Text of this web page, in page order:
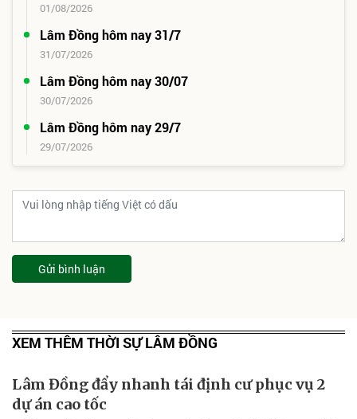
01/08/2026
Lâm Đồng hôm nay 31/7
31/07/2026
Lâm Đồng hôm nay 30/07
30/07/2026
Lâm Đồng hôm nay 29/7
29/07/2026
Gửi bình luận
XEM THÊM THỜI SỰ LÂM ĐỒNG
Lâm Đồng đẩy nhanh tái định cư phục vụ 2
dự án cao tốc